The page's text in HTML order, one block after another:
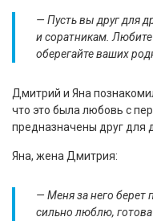
— Пусть вы друг для
и соратникам.
оберегайте ваших
Дмитрий и Яна
что это была любовь с
предназначены друг для
Яна, жена Дмитрия:
— Меня за него берет
сильно люблю, готова